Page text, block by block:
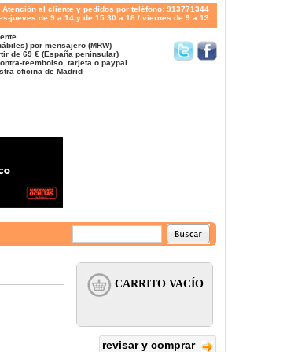
Atención al cliente y pedidos por teléfono: 913771344
jueves de 9 a 14 y de 15:30 a 18 / viernes de 9 a 13
por mensajero (MRW)
de 69 € (España peninsular)
reembolso, tarjeta o paypal
oficina de Madrid
revisar y comprar